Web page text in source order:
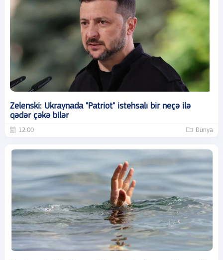
Zelenski: Ukraynada "Patriot" istehsalı bir neçə ilə
qədər çəkə bilər
12:00 Dünya